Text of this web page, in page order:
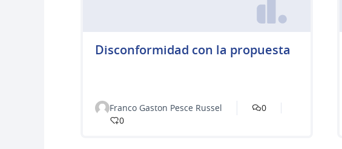
Disconformidad con la propuesta
Franco Gaston Pesce Russel
0
0